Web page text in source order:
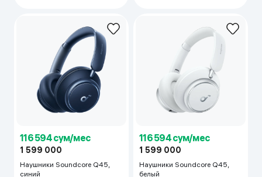
116 594 сум/мес
1 599 000
Наушники Soundcore Q45,
синий
116 594 сум/мес
1 599 000
Наушники Soundcore Q45,
белый